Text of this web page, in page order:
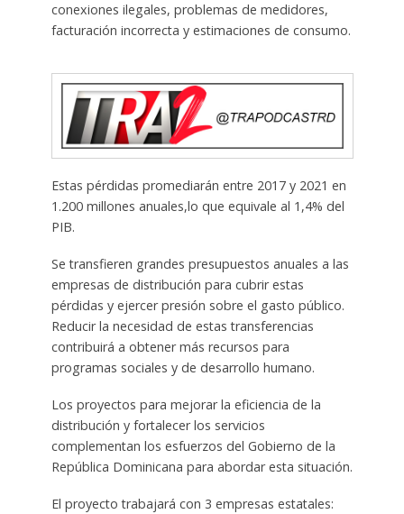
conexiones ilegales, problemas de medidores,
facturación incorrecta y estimaciones de consumo.
Estas pérdidas promediarán entre 2017 y 2021 en
1.200 millones anuales,lo que equivale al 1,4% del
PIB.
Se transfieren grandes presupuestos anuales a las
empresas de distribución para cubrir estas
pérdidas y ejercer presión sobre el gasto público.
Reducir la necesidad de estas transferencias
contribuirá a obtener más recursos para
programas sociales y de desarrollo humano.
Los proyectos para mejorar la eficiencia de la
distribución y fortalecer los servicios
complementan los esfuerzos del Gobierno de la
República Dominicana para abordar esta situación.
El proyecto trabajará con 3 empresas estatales: